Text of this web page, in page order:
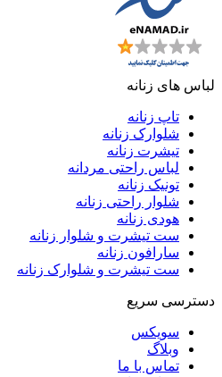
لباس های زنانه
تاپ زنانه
شلوارک زنانه
تیشرت زنانه
لباس راحتی مردانه
تونیک زنانه
شلوار راحتی زنانه
هودی زنانه
ست تیشرت و شلوار زنانه
سارافون زنانه
ست تیشرت و شلوارک زنانه
دسترسی سریع
سویکس
وبلاگ
تماس با ما